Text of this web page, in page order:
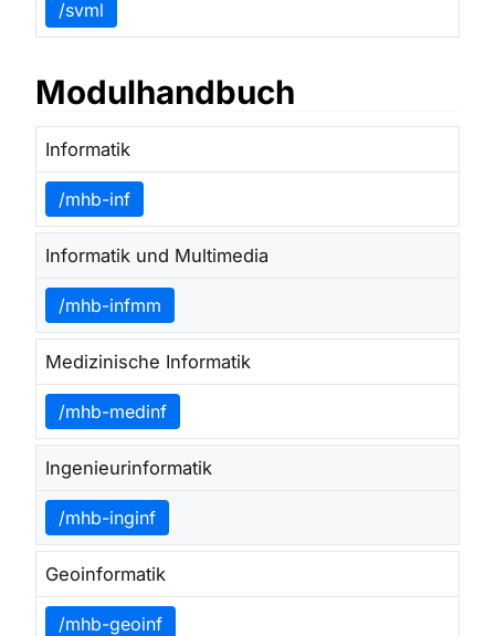
/svml
Modulhandbuch
Informatik
/mhb-inf
Informatik und Multimedia
/mhb-infmm
Medizinische Informatik
/mhb-medinf
Ingenieurinformatik
/mhb-inginf
Geoinformatik
/mhb-geoinf